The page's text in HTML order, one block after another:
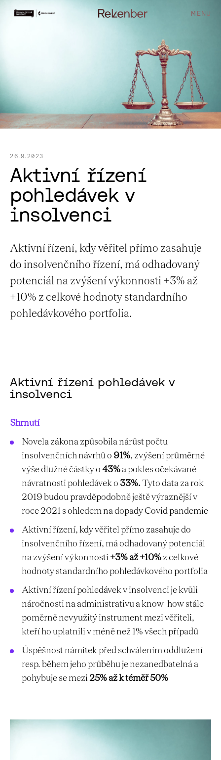
MENU
26.9.2023
Aktivní řízení
pohledávek v
insolvenci
Aktivní řízení, kdy věřitel přímo zasahuje
do insolvenčního řízení, má odhadovaný
potenciál na zvýšení výkonnosti +3% až
+10% z celkové hodnoty standardního
pohledávkového portfolia.
Aktivní řízení pohledávek v
insolvenci
Shrnutí
Novela zákona způsobila nárůst počtu
insolvenčních návrhů o 91%, zvýšení průměrné
výše dlužné částky o 43% a pokles očekávané
návratnosti pohledávek o 33%.Tyto data za rok
2019 budou pravděpodobně ještě výraznější v
roce 2021 s ohledem na dopady Covid pandemie
Aktivní řízení, kdy věřitel přímo zasahuje do
insolvenčního řízení, má odhadovaný potenciál
na zvýšení výkonnosti +3% až +10% z celkové
hodnoty standardního pohledávkového portfolia
Aktivní řízení pohledávek v insolvenci je kvůli
náročnosti na administrativu a know-how stále
poměrně nevyužitý instrument mezi věřiteli,
kteří ho uplatnili v méně než 1% všech případů
Úspěšnost námitek před schválením oddlužení
resp. během jeho průběhu je nezanedbatelná a
pohybuje se mezi25% až k téměř 50%